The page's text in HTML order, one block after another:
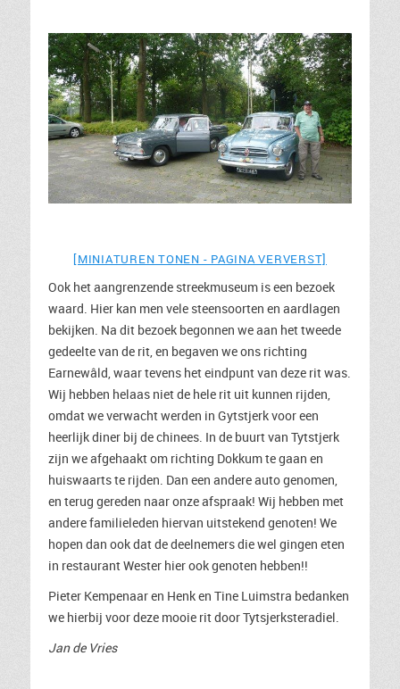
[MINIATUREN TONEN - PAGINA VERVERST]
Ook het aangrenzende streekmuseum is een bezoek
waard. Hier kan men vele steensoorten en aardlagen
bekijken. Na dit bezoek begonnen we aan het tweede
gedeelte van de rit, en begaven we ons richting
Earnewâld, waar tevens het eindpunt van deze rit was.
Wij hebben helaas niet de hele rit uit kunnen rijden,
omdat we verwacht werden in Gytstjerk voor een
heerlijk diner bij de chinees. In de buurt van Tytstjerk
zijn we afgehaakt om richting Dokkum te gaan en
huiswaarts te rijden. Dan een andere auto genomen,
en terug gereden naar onze afspraak! Wij hebben met
andere familieleden hiervan uitstekend genoten! We
hopen dan ook dat de deelnemers die wel gingen eten
in restaurant Wester hier ook genoten hebben!!
Pieter Kempenaar en Henk en Tine Luimstra bedanken
we hierbij voor deze mooie rit door Tytsjerksteradiel.
Jan de Vries